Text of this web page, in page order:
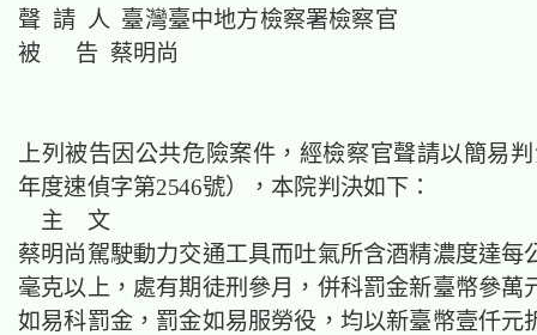
聲 請 人 臺灣臺中地方檢察署檢察官
被 告 蔡明尚
上列被告因公共危險案件，經檢察官聲請以簡易
年度速偵字第2546號），本院判決如下：
主 文
蔡明尚駕駛動力交通工具而吐氣所含酒精濃度達每
毫克以上， 處有期徒刑 參月，併科罰金新臺幣參萬
如易科罰金，罰金如易服勞役，均以新臺幣壹仟元